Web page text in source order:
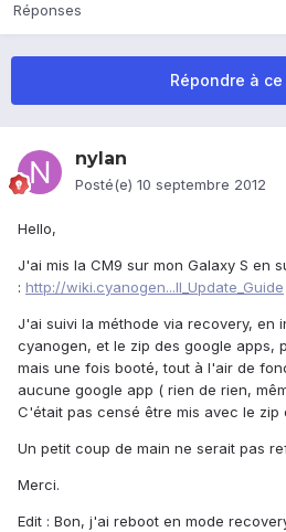
Réponses
Répondre à
nylan
Posté(e) 10 septembre 2012
Hello,
J'ai mis la CM9 sur mon Galaxy S en
: http://wiki.cyanogen...ll_Update_Guide
J'ai suivi la méthode via recovery, en
cyanogen, et le zip des google apps,
mais une fois booté, tout à l'air de
aucune google app ( rien de rien,
C'était pas censé être mis avec le zip
Un petit coup de main ne serait pas
Merci.
Edit : Bon, j'ai reboot en mode